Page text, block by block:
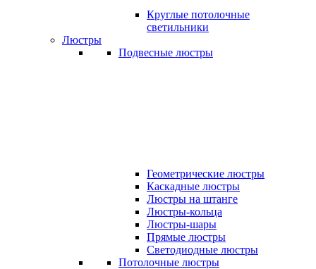
Круглые потолочные
светильники
Люстры
Подвесные люстры
Геометрические люстры
Каскадные люстры
Люстры на штанге
Люстры-кольца
Люстры-шары
Прямые люстры
Светодиодные люстры
Потолочные люстры